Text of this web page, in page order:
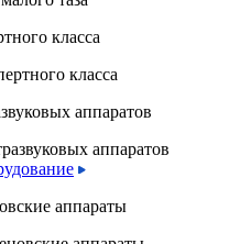
класса
аппаратов
аппараты